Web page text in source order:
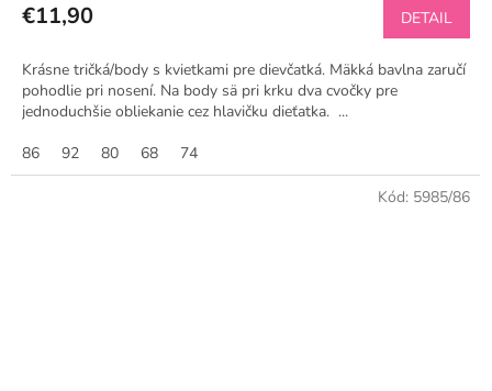
€11,90 DETAIL
Krásne tričká/body s kvietkami pre dievčatká. Mäkká bavlna zaručí
pohodlie pri nosení. Na body sä pri krku dva cvočky pre
jednoduchšie obliekanie cez hlavičku dieťatka. ...
86
92 80 68 74
Kód: 5985/86